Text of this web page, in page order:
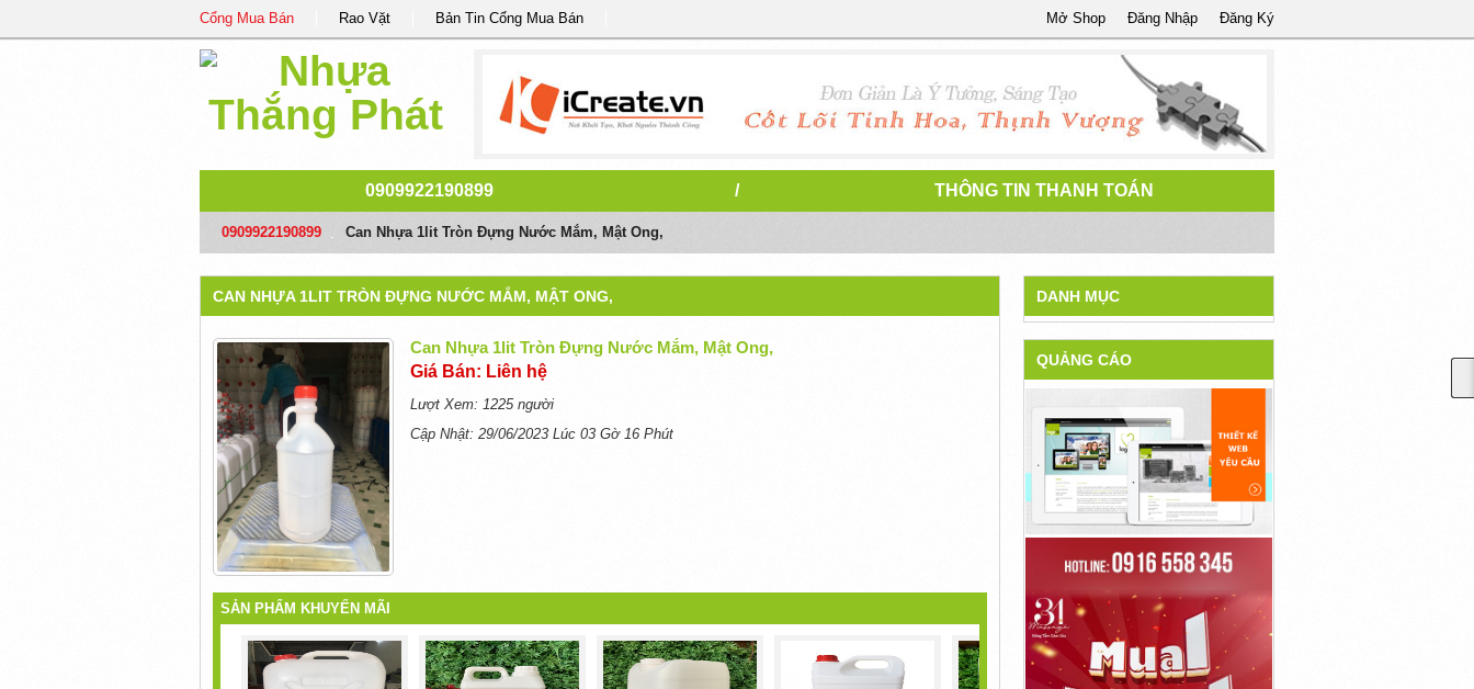
Cổng Mua Bán Rao Vặt Bản Tin Cổng Mua Bán Đăng Ký
Đăng Nhập
Mở Shop
0909922190899 / THÔNG TIN THANH TOÁN
0909922190899 Can Nhựa 1lit Tròn Đựng Nước Mắm, Mật Ong,
CAN NHỰA 1LIT TRÒN ĐỰNG NƯỚC MẮM, MẬT ONG,
Can Nhựa 1lit Tròn Đựng Nước Mắm, Mật Ong,
Giá Bán: Liên hệ
Lượt Xem: 1225 người
Cập Nhật: 29/06/2023 Lúc 03 Gờ 16 Phút
SẢN PHẨM KHUYẾN MÃI
DANH MỤC
QUẢNG CÁO